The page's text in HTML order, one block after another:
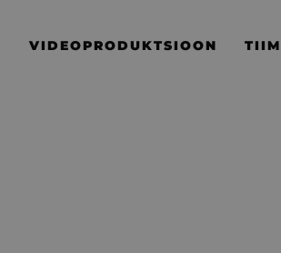
VIDEOPRODUKTSIOON TIIM